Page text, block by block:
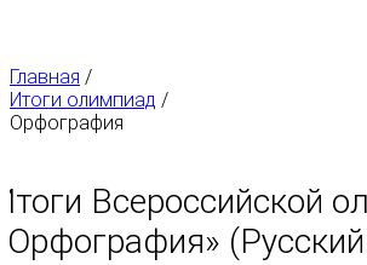
Главная /
Итоги олимпиад /
Орфография
Всероссийской
Орфография»